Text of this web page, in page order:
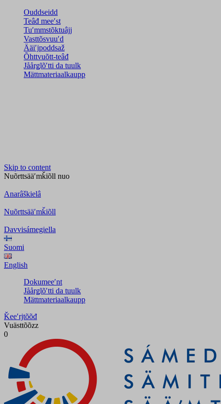
Ouddseidd
Teâđ meeʹst
Tuʹmmstõktuâjj
Vasttõsvuuʹd
Ääiʹjpoddsaž
Õhttvuõtt-teâđ
Jåårǥlõʹtti da tuulk
Mättmateriaalkaupp
Skip to content
Nuõrttsääʹmǩiõll nuo
Anarâškielâ
Nuõrttsääʹmǩiõll
Davvisámegiella
Suomi
English
Dokumeeʹnt
Jåårǥlõʹtti da tuulk
Mättmateriaalkaupp
Ǩeeʹrjtõõđ
Vuästtõõzz
0